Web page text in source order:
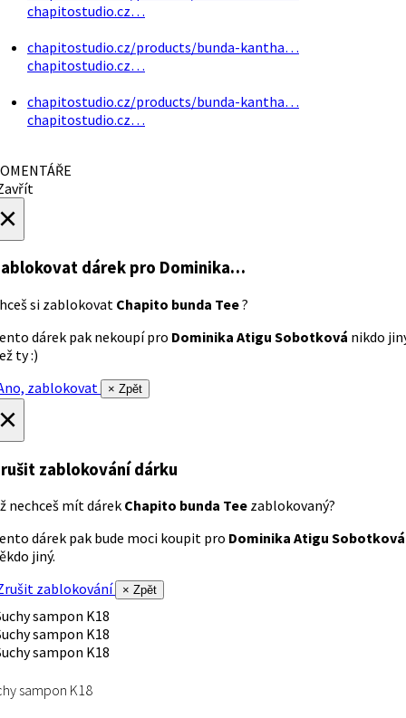
chapitostudio.cz…
chapitostudio.cz/products/bunda-kantha…
chapitostudio.cz…
chapitostudio.cz/products/bunda-kantha…
chapitostudio.cz…
dárek pro Dominika…
si zablokovat Chapito bunda Tee?
dárek pak nekoupí pro Dominika Atigu Sobotková nikdo
ty :)
zablokovat
× Zpět
zablokování dárku
nechceš mít dárek Chapito bunda Tee zablokovaný?
dárek pak bude moci koupit pro Dominika Atigu Sobotková
jiný.
zablokování
× Zpět
sampon K18